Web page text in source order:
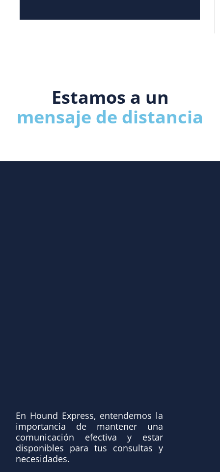
Estamos a un
mensaje de distancia
En Hound Express, entendemos la
importancia de mantener una
comunicación efectiva y estar
disponibles para tus consultas y
necesidades.